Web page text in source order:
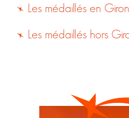
Les médaillés en
Les médaillés hors